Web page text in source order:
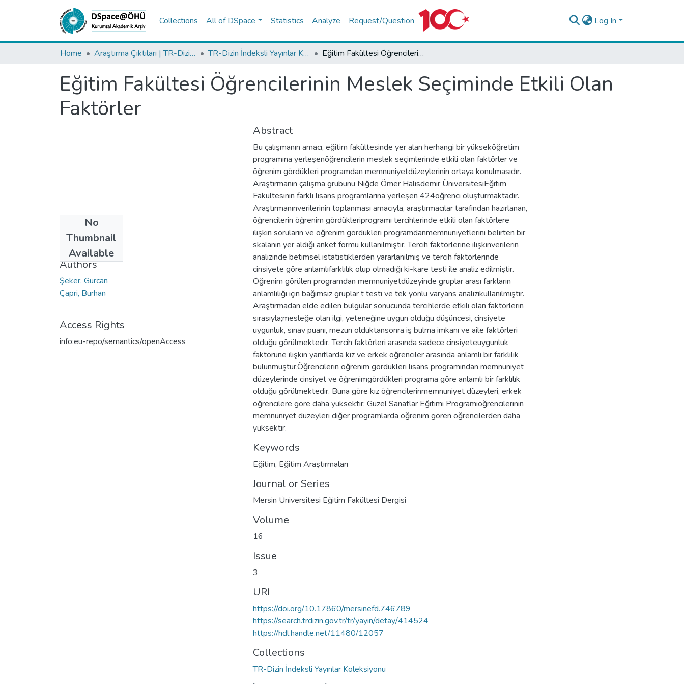
Collections All of DSpace Statistics Analyze Request/Question Log In
Home Araştırma Çıktıları | TR-Dizin | WoS | Scopus | PubMed TR-Dizin İndeksli Yayınlar Koleksiyonu Eğitim Fakültesi Öğrencilerinin Meslek Seçiminde Etkili Olan Faktörler
Eğitim Fakültesi Öğrencilerinin Meslek Seçiminde Etkili Olan
Faktörler
No
Thumbnail
Available
2020
Authors
Şeker, Gürcan
Çapri, Burhan
Access Rights
info:eu-repo/semantics/openAccess
Abstract
Bu çalışmanın amacı, eğitim fakültesinde yer alan herhangi bir yükseköğretim
programına yerleşenöğrencilerin meslek seçimlerinde etkili olan faktörler ve
öğrenim gördükleri programdan memnuniyetdüzeylerinin ortaya konulmasıdır.
Araştırmanın çalışma grubunu Niğde Ömer Halisdemir ÜniversitesiEğitim
Fakültesinin farklı lisans programlarına yerleşen 424öğrenci oluşturmaktadır.
Araştırmanınverilerinin toplanması amacıyla, araştırmacılar tarafından hazırlanan,
öğrencilerin öğrenim gördükleriprogramı tercihlerinde etkili olan faktörlere
ilişkin soruların ve öğrenim gördükleri programdanmemnuniyetlerini belirten bir
skalanın yer aldığı anket formu kullanılmıştır. Tercih faktörlerine ilişkinverilerin
analizinde betimsel istatistiklerden yararlanılmış ve tercih faktörlerinde
cinsiyete göre anlamlıfarklılık olup olmadığı ki-kare testi ile analiz edilmiştir.
Öğrenim görülen programdan memnuniyetdüzeyinde gruplar arası farkların
anlamlılığı için bağımsız gruplar t testi ve tek yönlü varyans analizikullanılmıştır.
Araştırmadan elde edilen bulgular sonucunda tercihlerde etkili olan faktörlerin
sırasıyla;mesleğe olan ilgi, yeteneğine uygun olduğu düşüncesi, cinsiyete
uygunluk, sınav puanı, mezun olduktansonra iş bulma imkanı ve aile faktörleri
olduğu görülmektedir. Tercih faktörleri arasında sadece cinsiyeteuygunluk
faktörüne ilişkin yanıtlarda kız ve erkek öğrenciler arasında anlamlı bir farklılık
bulunmuştur.Öğrencilerin öğrenim gördükleri lisans programından memnuniyet
düzeylerinde cinsiyet ve öğrenimgördükleri programa göre anlamlı bir farklılık
olduğu görülmektedir. Buna göre kız öğrencilerinmemnuniyet düzeyleri, erkek
öğrencilere göre daha yüksektir; Güzel Sanatlar Eğitimi Programıöğrencilerinin
memnuniyet düzeyleri diğer programlarda öğrenim gören öğrencilerden daha
yüksektir.
Keywords
Eğitim, Eğitim Araştırmaları
Journal or Series
Mersin Üniversitesi Eğitim Fakültesi Dergisi
Volume
16
Issue
3
URI
https://doi.org/10.17860/mersinefd.746789
https://search.trdizin.gov.tr/tr/yayin/detay/414524
https://hdl.handle.net/11480/12057
Collections
TR-Dizin İndeksli Yayınlar Koleksiyonu